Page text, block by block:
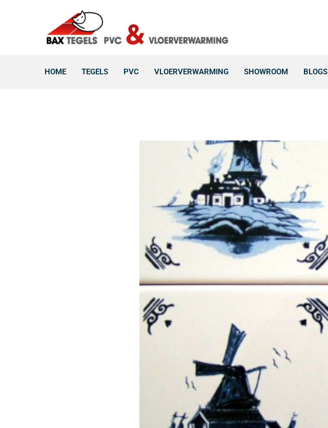
HOME TEGELS PVC VLOERVERWARMING SHOWROOM BLOGS